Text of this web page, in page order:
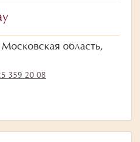
область,
359 20 08